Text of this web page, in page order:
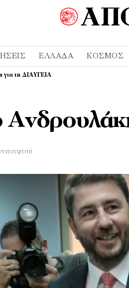
ΕΛΛΆΔΑ ΚΌΣΜΟΣ
τη ΔΙΑΥΓΕΙΑ